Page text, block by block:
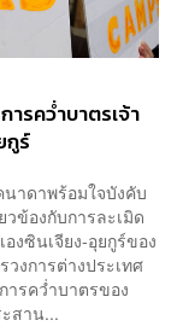
รคว่ำบาตรเจ้า
กูร์
าดาพร้อมใจบังคับ
ข้องกับการละเมิด
งซินเจียง-อุยกูร์ของ
งการต่างประเทศ
รคว่ำบาตรของ
สาน...